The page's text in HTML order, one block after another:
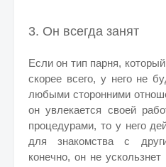
3. Он всегда занят
Если он тип парня,
скорее всего, у него не
любыми сторонними
он увлекается своей
процедурами, то у него
для знакомства с
конечно, он не